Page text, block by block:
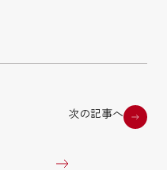
次の記事へ